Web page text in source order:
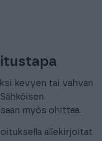
kevyen tai vahvan
myös ohittaa.
allekirjoitat